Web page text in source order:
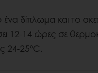
δίπλωμα και το
12-14 ώρες σε
24-25°C.